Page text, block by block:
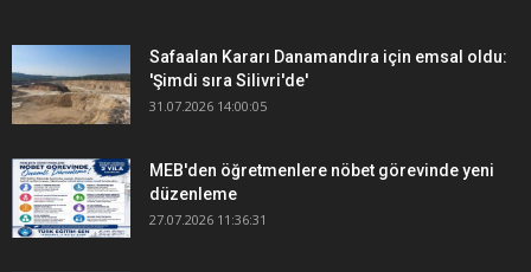
Safaalan Kararı Danamandıra için emsal oldu:
'Şimdi sıra Silivri'de'
31.07.2026 14:00:05
MEB'den öğretmenlere nöbet görevinde yeni
düzenleme
27.07.2026 11:36:31